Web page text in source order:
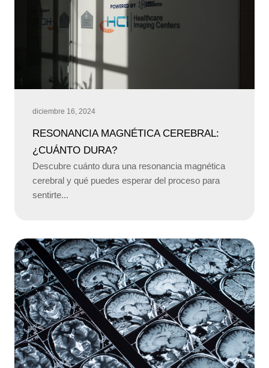
diciembre 16, 2024
RESONANCIA MAGNÉTICA CEREBRAL:
¿CUÁNTO DURA?
Descubre cuánto dura una resonancia magnética
cerebral y qué puedes esperar del proceso para
sentirte...